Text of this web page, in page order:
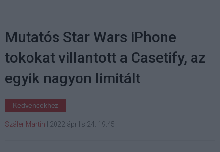
Mutatós Star Wars iPhone
tokokat villantott a Casetify, az
egyik nagyon limitált
Kedvencekhez
Száler Martin | 2022 április 24. 19:45